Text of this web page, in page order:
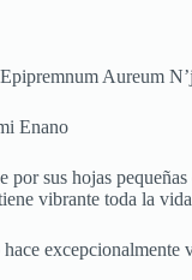
Aureum
Enano
por sus hojas
vibrante toda la
excepcionalmente